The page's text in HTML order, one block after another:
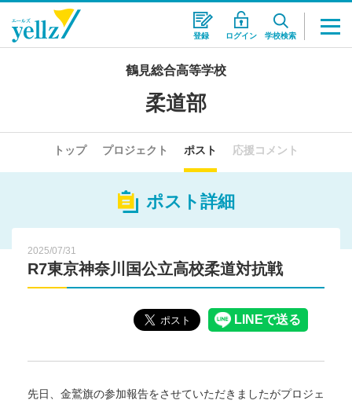
登録 ログイン 学校検索
鶴見総合高等学校
柔道部
トップ プロジェクト ポスト 応援コメント
ポスト詳細
2025/07/31
R7東京神奈川国公立高校柔道対抗戦
先日、金鷲旗の参加報告をさせていただきましたがプロジェ